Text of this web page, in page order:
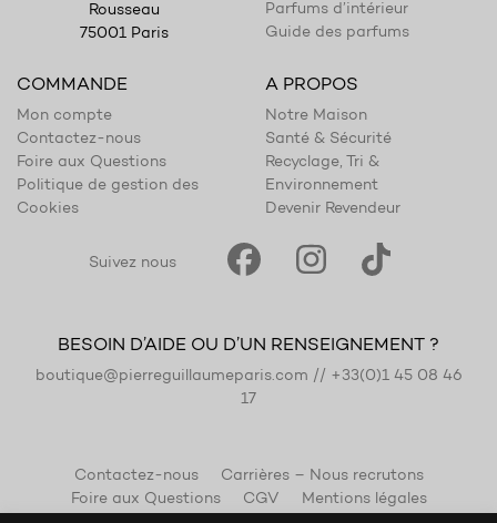
Rousseau
75001 Paris
Parfums d’intérieur
Guide des parfums
COMMANDE
Mon compte
Contactez-nous
Foire aux Questions
Politique de gestion des
Cookies
A PROPOS
Notre Maison
Santé & Sécurité
Recyclage, Tri &
Environnement
Devenir Revendeur
Suivez nous
BESOIN D’AIDE OU D’UN RENSEIGNEMENT ?
boutique@pierreguillaumeparis.com // +33(0)1 45 08 46
17
Contactez-nous
Carrières – Nous recrutons
Foire aux Questions
CGV Mentions légales